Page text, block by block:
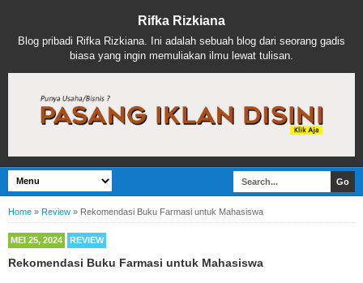
Rifka Rizkiana
Blog pribadi Rifka Rizkiana. Ini adalah sebuah blog dari seorang gadis
biasa yang ingin memuliakan ilmu lewat tulisan.
Home » Review » Rekomendasi Buku Farmasi untuk Mahasiswa
MEI 25, 2024 REVIEW
Rekomendasi Buku Farmasi untuk Mahasiswa